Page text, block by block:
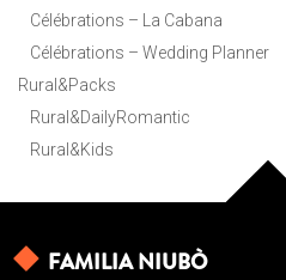
Célébrations – La Cabana
Célébrations – Wedding Planner
Rural&Packs
Rural&DailyRomantic
Rural&Kids
FAMILIA NIUBÒ